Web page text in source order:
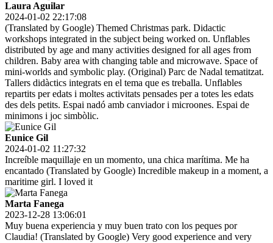
Laura Aguilar
2024-01-02 22:17:08
(Translated by Google) Themed Christmas park. Didactic
workshops integrated in the subject being worked on. Unflables
distributed by age and many activities designed for all ages from
children. Baby area with changing table and microwave. Space of
mini-worlds and symbolic play. (Original) Parc de Nadal tematitzat.
Tallers didàctics integrats en el tema que es treballa. Unflables
repartits per edats i moltes activitats pensades per a totes les edats
des dels petits. Espai nadó amb canviador i microones. Espai de
minimons i joc simbòlic.
Eunice Gil
2024-01-02 11:27:32
Increíble maquillaje en un momento, una chica marítima. Me ha
encantado (Translated by Google) Incredible makeup in a moment, a
maritime girl. I loved it
Marta Fanega
2023-12-28 13:06:01
Muy buena experiencia y muy buen trato con los peques por
Claudia! (Translated by Google) Very good experience and very